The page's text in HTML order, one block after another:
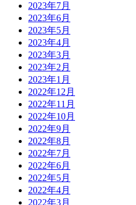
2023年7月
2023年6月
2023年5月
2023年4月
2023年3月
2023年2月
2023年1月
2022年12月
2022年11月
2022年10月
2022年9月
2022年8月
2022年7月
2022年6月
2022年5月
2022年4月
2022年3月